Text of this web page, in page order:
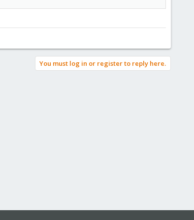
You must log in or register to reply here.